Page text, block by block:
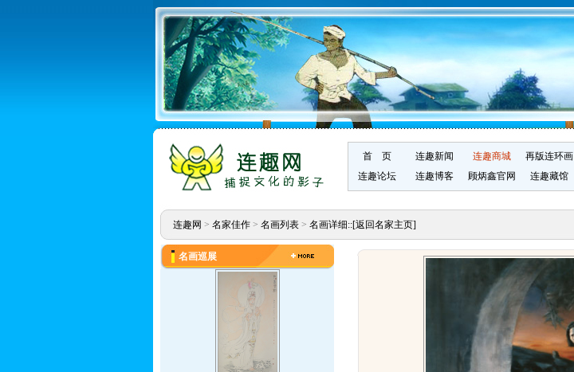
首 页 连趣新闻 连趣商城 再版连环画
连趣论坛
连趣博客 顾炳鑫官网 连趣藏馆
连趣网 > 名家佳作> 名画列表> 名画详细::[返回名家主页]
名画巡展